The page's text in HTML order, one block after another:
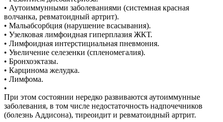
• Аутоиммунными заболеваниями (системная красная
волчанка, ревматоидный артрит).
• Мальабсорбция (нарушение всасывания).
• Узелковая лимфоидная гиперплазия ЖКТ.
• Лимфоидная интерстициальная пневмония.
• Увеличение селезенки (спленомегалия).
• Бронхоэктазы.
• Карцинома желудка.
• Лимфома.
•
При этом состоянии нередко развиваются аутоиммунные
заболевания, в том числе недостаточность надпочечников
(болезнь Аддисона), тиреоидит и ревматоидный артрит.